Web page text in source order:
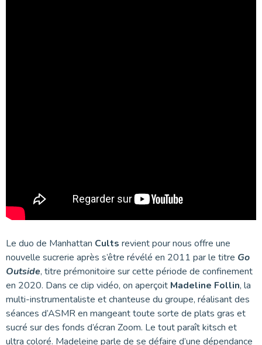
Le duo de Manhattan Cults revient pour nous offre une
nouvelle sucrerie après s’être révélé en 2011 par le titre Go
Outside, titre prémonitoire sur cette période de confinement
en 2020. Dans ce clip vidéo, on aperçoit Madeline Follin, la
multi-instrumentaliste et chanteuse du groupe, réalisant des
séances d’ASMR en mangeant toute sorte de plats gras et
sucré sur des fonds d’écran Zoom. Le tout paraît kitsch et
ultra coloré. Madeleine parle de se défaire d’une dépendance